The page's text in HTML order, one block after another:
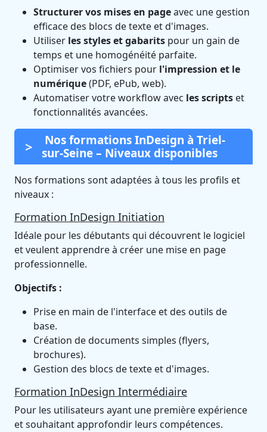
Structurer vos mises en pageavec une gestion
efficace des blocs de texte et d'images.
Utiliser les styles et gabarits pour un gain de
temps et une homogénéité parfaite.
Optimiser vos fichiers pour l'impression et le
numérique(PDF, ePub, web).
Automatiser votre workflow avec les scripts et
fonctionnalités avancées.
Nos formations InDesign à Triel-
sur-Seine – Niveaux disponibles
Nos formations sont adaptées à tous les profils et
niveaux :
Formation InDesign Initiation
Idéale pour les débutants qui découvrent le logiciel
et veulent apprendre à créer une mise en page
professionnelle.
Objectifs :
Prise en main de l'interface et des outils de
base.
Création de documents simples (flyers,
brochures).
Gestion des blocs de texte et d'images.
Formation InDesign Intermédiaire
Pour les utilisateurs ayant une première expérience
et souhaitant approfondir leurs compétences.